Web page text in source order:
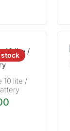
stock
10 lite /